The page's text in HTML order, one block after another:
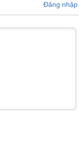
Đăng nhập